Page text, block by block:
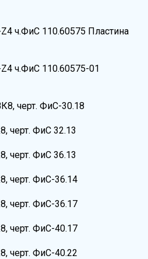
ч.ФиС 110.60575 Пластина
ч.ФиС 110.60575-01
черт. ФиС-30.18
черт. ФиС 32.13
черт. ФиС 36.13
черт. ФиС-36.14
черт. ФиС-36.17
черт. ФиС-40.17
черт. ФиС-40.22